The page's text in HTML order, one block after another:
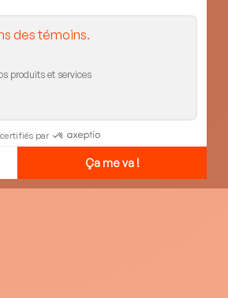
Ven 9h à 17h